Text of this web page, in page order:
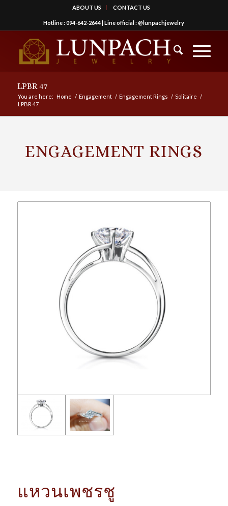
ABOUT US CONTACT US
Hotline :094-642-2644| Line official :@lunpachjewelry
LPBR 47
You are here: Home / Engagement / Engagement Rings / Solitaire /
LPBR 47
ENGAGEMENT RINGS
แหวนเพชรชู